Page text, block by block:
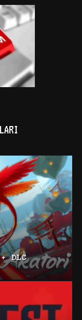
DLC